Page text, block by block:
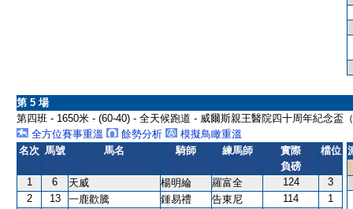
第 5 場
第四班 - 1650米 - (60-40) - 全天候跑道 - 威爾斯親王醫院四十周年紀念盃
全方位賽事重溫
餘勢分析
模擬鳥瞰重溫
名次 馬號 馬名 騎師 練馬師
實際
負磅
檔位
1 6 天威 楊明綸 羅富全 124
3
2
13 一鹿歡騰 鍾易禮 告東尼 114
1